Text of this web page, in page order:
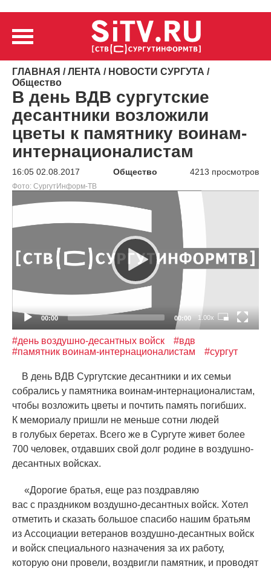
ГЛАВНАЯ /ЛЕНТА / НОВОСТИ СУРГУТА /
Общество
В день ВДВ сургутские
десантники возложили
цветы к памятнику воинам-
интернационалистам
16:05 02.08.2017 Общество 4213 просмотров
Фото: СургутИнформ-ТВ
00:00 00:00 1.00x
#день воздушно-десантных войск
#вдв
#памятник воинам-интернационалистам
#сургут
В день ВДВ Сургутские десантники и их семьи
собрались у памятника воинам-интернационалистам,
чтобы возложить цветы и почтить память погибших.
К мемориалу пришли не меньше сотни людей
в голубых беретах. Всего же в Сургуте живет более
700 человек, отдавших свой долг родине в воздушно-
десантных войсках.
«Дорогие братья, еще раз поздравляю
вас с праздником воздушно-десантных войск. Хотел
отметить и сказать большое спасибо нашим братьям
из Ассоциации ветеранов воздушно-десантных войск
и войск специального назначения за их работу,
которую они провели, воздвигли памятник, и проводят